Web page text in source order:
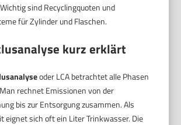
sind Recyclingquoten und
für Zylinder und Flaschen.
kurz erklärt
oder LCA betrachtet alle Phasen
rechnet Emissionen von der
bis zur Entsorgung zusammen. Als
eignet sich oft ein Liter Trinkwasser. Die